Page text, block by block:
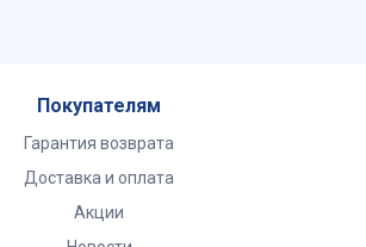
Покупателям
Гарантия возврата
Доставка и оплата
Акции